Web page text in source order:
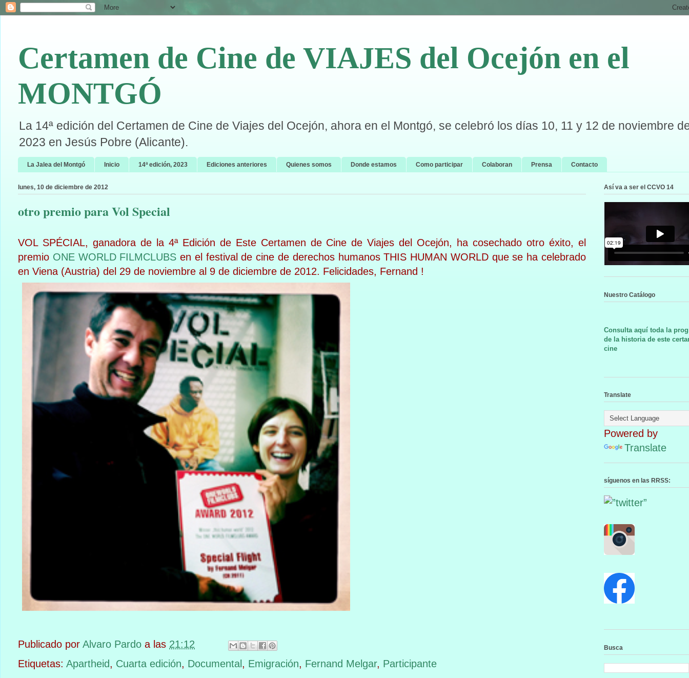
Certamen de Cine de VIAJES del Ocejón en el
MONTGÓ
La 14ª edición del Certamen de Cine de Viajes del Ocejón, ahora en el Montgó, se celebró los días 10, 11 y 12 de noviembre
2023 en Jesús Pobre (Alicante).
La Jalea del Montgó Inicio 14ª edición, 2023 Ediciones anteriores Quienes somos Donde estamos Como participar Colaboran Prensa Contacto
lunes, 10 de diciembre de 2012
otro premio para Vol Special
VOL SPÉCIAL, ganadora de la 4ª Edición de Este Certamen de Cine de Viajes del Ocejón, ha cosechado otro éxito, el
premio ONE WORLD FILMCLUBS en el festival de cine de derechos humanos THIS HUMAN WORLD que se ha celebrado
en Viena (Austria) del 29 de noviembre al 9 de diciembre de 2012. Felicidades, Fernand !
Publicado por Alvaro Pardo a las 21:12
Etiquetas: Apartheid, Cuarta edición, Documental , Emigración, Fernand Melgar, Participante
Así va a ser el CCVO 14
Nuestro Catálogo
Consulta aquí toda la
de la historia de este
cine
Translate
Powered by
Translate
síguenos en las RRSS:
Busca